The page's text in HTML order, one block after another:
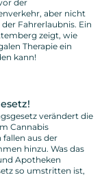
der
aber nicht
Fahrerlaubnis. Ein
zeigt, wie
Therapie ein
kann!
verändert die
Cannabis
aus der
hinzu. Was das
Apotheken
so umstritten ist,